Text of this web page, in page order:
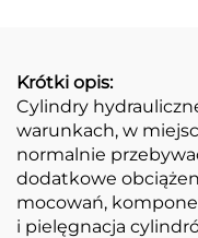
Krótki opis:
Cylindry
warunkach, w
normalnie
dodatkowe
mocowań,
i pielęgnacja